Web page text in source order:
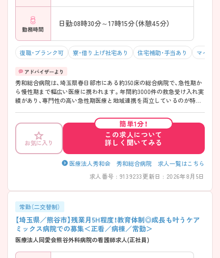
勤務時間
日勤:08時30分～17時15分（休憩45分）
復職・ブランク可 寮・借り上げ社宅あり 住宅補助・手当あり マイカ
秀和総合病院は、埼玉県春日部市にある約350床の総合病院で、急性期か
ら慢性期まで幅広い医療に携われます。年間約3000件の救急受け入れ実
績があり、専門性の高い急性期医療と地域連携を両立しているのが特徴
もしっかりしています。勤務面では「平均残業時間7.2時間」と無理なく働
ける環境で、日勤専従・夜勤専従など柔軟な働き方が可能です。24時間対
応の院内保育も完備されており、長く安心して働ける職場です♪
――――――――――――――― ■ 働き方を選べる柔軟な職場
――――――――――――――― ライフスタイルに合わせて選べる勤
務体制が魅力です ・「平均残業時間7.2時間」で無理なく働ける環境 ・非常
を大切にできる職場です ――――――――――――――― ■ 子育て世
代も安心のサポート体制 ――――――――――――――― 育児と仕事
満3ヶ月から利用可能で早期復帰も安心 ・子育て経験のあるスタッフも
多く相談しやすい雰囲気 → 長く働きたい方にぴったりの環境です
――――――――――――――― ■ 幅広い経験が積める医療体制
――――――――――――――― 多様な症例に関われるスキルアップ
環境 ・350床規模で急性期～慢性期まで対応 ・年間約3000件の救急受け
入れで急性期経験が豊富に積める ・透析・がん治療など専門分野にも継
お気に入り
簡単1分！
この求人について
詳しく聞いてみる
医療法人秀和会 秀和総合病院 求人一覧はこちら
求人番号 : 9139233更新日 : 2026年8月5日
常勤（二交替制）
【埼玉県／熊谷市】残業月5H程度！教育体制◎成長も叶うケア
ミックス病院での募集＜正看／病棟／常勤＞
医療法人同愛会熊谷外科病院の看護師求人(正社員)